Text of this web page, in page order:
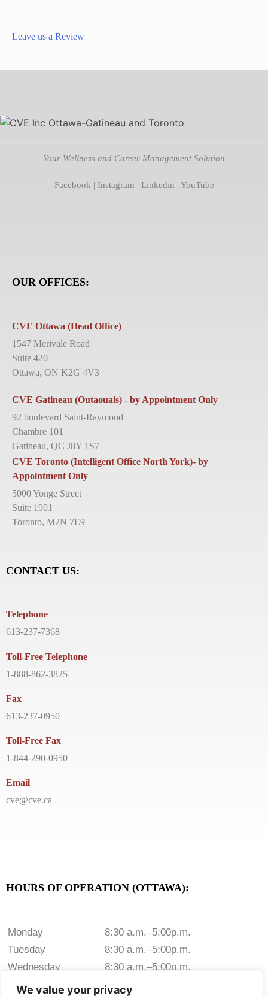
We value your privacy
Leave us a Review
Your Wellness and Career Management Solution
Facebook | Instagram | Linkedin | YouTube
OUR OFFICES:
CVE Ottawa (Head Office)
1547 Merivale Road
Suite 420
Ottawa, ON K2G 4V3
CVE Gatineau (Outaouais) - by Appointment Only
92 boulevard Saint-Raymond
Chambre 101
Gatineau, QC J8Y 1S7
CVE Toronto (Intelligent Office North York)- by
Appointment Only
5000 Yonge Street
Suite 1901
Toronto, M2N 7E9
CONTACT US:
Telephone
613-237-7368
Toll-Free Telephone
1-888-862-3825
Fax
613-237-0950
Toll-Free Fax
1-844-290-0950
Email
cve@cve.ca
HOURS OF OPERATION (OTTAWA):
Monday
8:30 a.m.–5:00p.m.
Tuesday
8:30 a.m.–5:00p.m.
Wednesday
8:30 a.m.–5:00p.m.
Thursday
8:30 a.m.–5:00p.m.